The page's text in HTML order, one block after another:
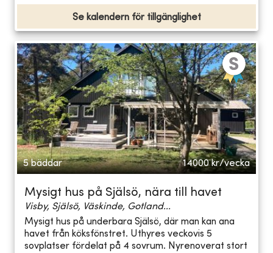
Se kalendern för tillgänglighet
5 bäddar 14000 kr/vecka
Mysigt hus på Själsö, nära till havet
Visby, Själsö, Väskinde, Gotland...
Mysigt hus på underbara Själsö, där man kan ana
havet från köksfönstret. Uthyres veckovis 5
sovplatser fördelat på 4 sovrum. Nyrenoverat stort